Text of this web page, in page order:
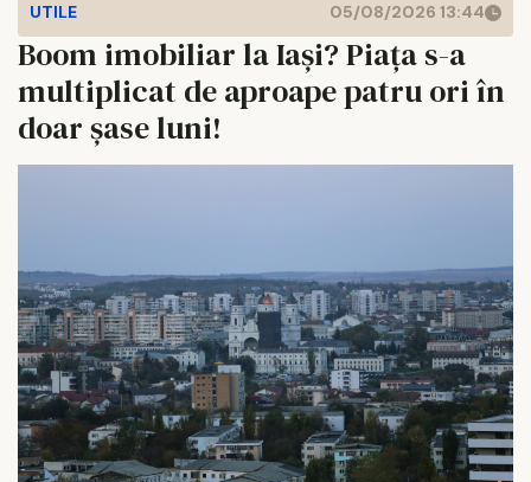
UTILE 05/08/2026 13:44
Boom imobiliar la Iași? Piața s-a
multiplicat de aproape patru ori în
doar șase luni!